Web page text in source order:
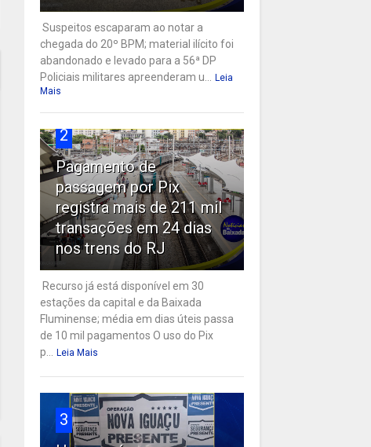
Suspeitos escaparam ao notar a
chegada do 20º BPM; material ilícito foi
abandonado e levado para a 56ª DP
Policiais militares apreenderam u...
Leia
Mais
2
Pagamento de
passagem por Pix
registra mais de 211 mil
transações em 24 dias
nos trens do RJ
Recurso já está disponível em 30
estações da capital e da Baixada
Fluminense; média em dias úteis passa
de 10 mil pagamentos O uso do Pix
p...
Leia Mais
3